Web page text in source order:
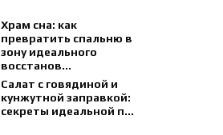
Храм сна: как
превратить спальню в
зону идеального
восстанов...
Салат с говядиной и
кунжутной заправкой:
секреты идеальной п...